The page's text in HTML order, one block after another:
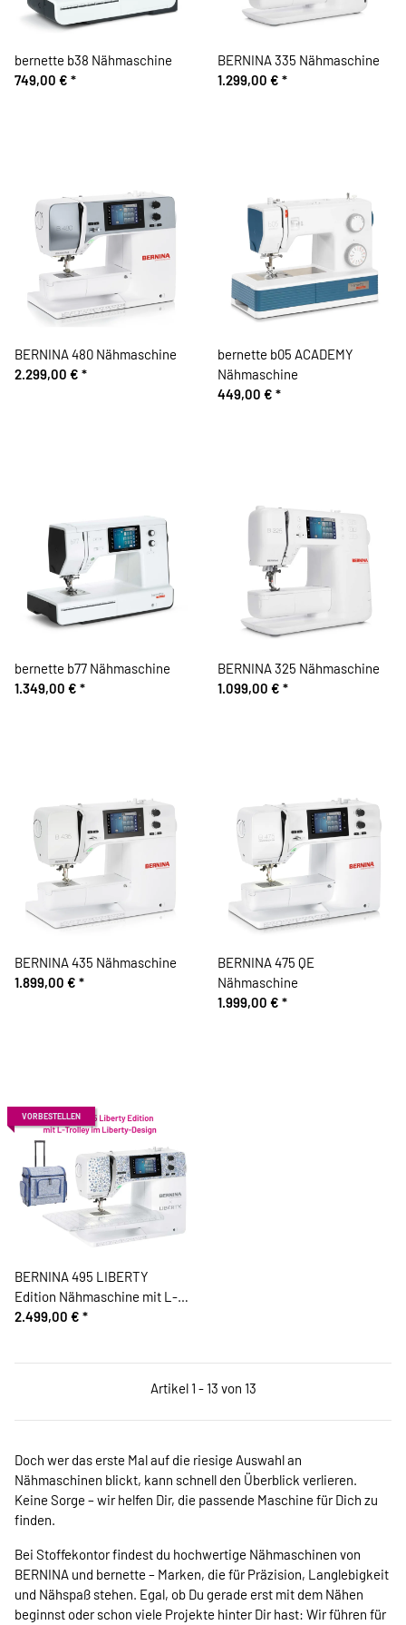
bernette b38 Nähmaschine
749,00 € *
BERNINA 335 Nähmaschine
1.299,00 € *
BERNINA 480 Nähmaschine
2.299,00 € *
bernette b05 ACADEMY
Nähmaschine
449,00 € *
bernette b77 Nähmaschine
1.349,00 € *
BERNINA 325 Nähmaschine
1.099,00 € *
BERNINA 435 Nähmaschine
1.899,00 € *
BERNINA 475 QE
Nähmaschine
1.999,00 € *
VORBESTELLEN
BERNINA 495 LIBERTY
Edition Nähmaschine mit L-
Trolley
2.499,00 € *
Artikel 1 - 13 von 13
Doch wer das erste Mal auf die riesige Auswahl an
Nähmaschinen blickt, kann schnell den Überblick verlieren.
Keine Sorge – wir helfen Dir, die passende Maschine für Dich zu
finden.
Bei Stoffekontor findest du hochwertige Nähmaschinen von
BERNINA und bernette – Marken, die für Präzision, Langlebigkeit
und Nähspaß stehen. Egal, ob Du gerade erst mit dem Nähen
beginnst oder schon viele Projekte hinter Dir hast: Wir führen für